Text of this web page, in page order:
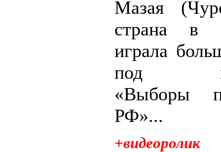
Мазая
страна в
играла
под
«Выборы
РФ»...
+видеоролик